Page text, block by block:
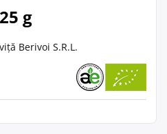
g
Berivoi S.R.L.